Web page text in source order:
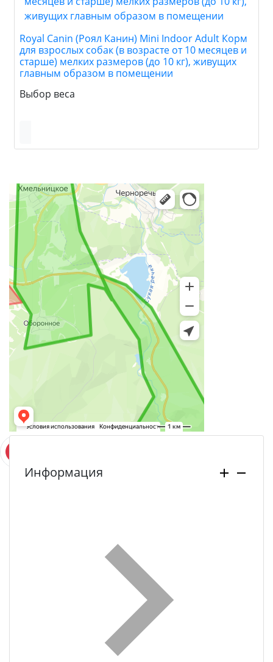
Royal Canin (Роял Канин) Mini Indoor Adult Корм
для взрослых собак (в возрасте от 10 месяцев и
старше) мелких размеров (до 10 кг), живущих
главным образом в помещении
Выбор веса
Информация